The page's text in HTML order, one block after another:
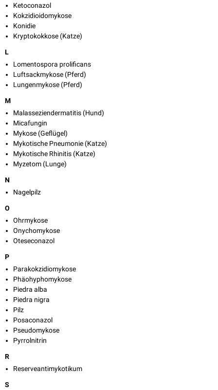
Ketoconazol
Kokzidioidomykose
Konidie
Kryptokokkose (Katze)
L
Lomentospora prolificans
Luftsackmykose (Pferd)
Lungenmykose (Pferd)
M
Malasseziendermatitis (Hund)
Micafungin
Mykose (Geflügel)
Mykotische Pneumonie (Katze)
Mykotische Rhinitis (Katze)
Myzetom (Lunge)
N
Nagelpilz
O
Ohrmykose
Onychomykose
Oteseconazol
P
Parakokzidiomykose
Phäohyphomykose
Piedra alba
Piedra nigra
Pilz
Posaconazol
Pseudomykose
Pyrrolnitrin
R
Reserveantimykotikum
S